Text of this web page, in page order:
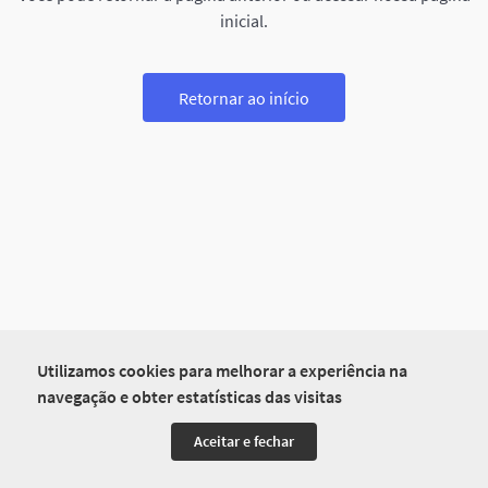
Utilizamos cookies para melhorar a experiência na
navegação e obter estatísticas das visitas
Aceitar e fechar
inicial.
Retornar ao início